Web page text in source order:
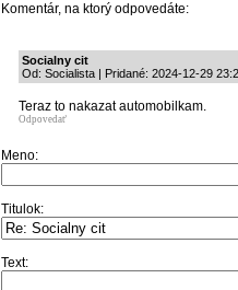
Komentár, na ktorý odpovedáte:
Socialny cit
Od: Socialista | Pridané: 2024-12-29
Teraz to nakazat automobilkam.
Odpovedať
Meno:
Titulok:
Text: